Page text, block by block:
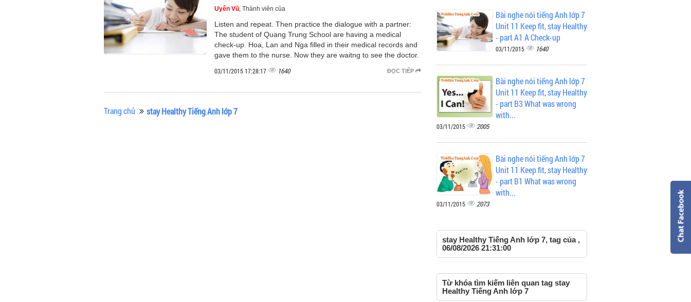
Uyên Vũ, Thành viên của
Listen and repeat. Then practice the dialogue with a partner:
The student of Quang Trung School are having a medical
check-up. Hoa, Lan and Nga filled in their medical records and
gave them to the nurse. Now they are waitng to see the doctor.
ĐỌC TIẾP
03/11/2015 17:28:17 1640
Trang chủ stay Healthy Tiếng Anh lớp 7
Bài nghe nói tiếng Anh lớp 7
Unit 11 Keep fit, stay Healthy
- part A1 A Check-up
03/11/2015 1640
Bài nghe nói tiếng Anh lớp 7
Unit 11 Keep fit, stay Healthy
- part B3 What was wrong
with...
03/11/2015 2005
Bài nghe nói tiếng Anh lớp 7
Unit 11 Keep fit, stay Healthy
- part B1 What was wrong
with...
03/11/2015 2073
stay Healthy Tiếng Anh lớp 7, tag của ,
06/08/2026 21:31:00
Từ khóa tìm kiếm liên quan tag stay
Healthy Tiếng Anh lớp 7